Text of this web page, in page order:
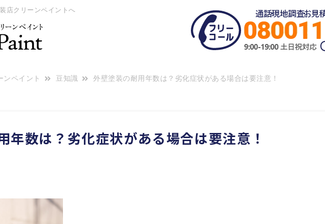
店クリーンペイントへ
ンペイント 豆知識 外壁塗装の耐用年数は？劣化症状がある場合は要注意！
年数は？劣化症状がある場合は要注意！